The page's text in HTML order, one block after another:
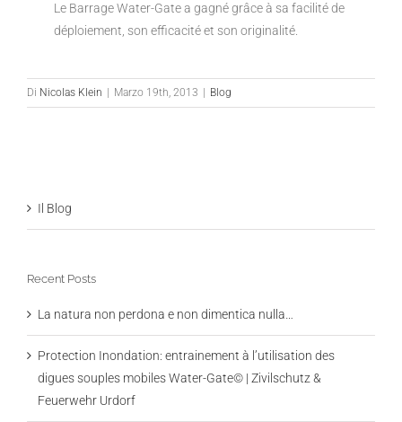
Le Barrage Water-Gate a gagné grâce à sa facilité de
déploiement, son efficacité et son originalité.
Di Nicolas Klein Marzo 19th, 2013 Blog
Il Blog
Recent Posts
La natura non perdona e non dimentica nulla…
Protection Inondation: entrainement à l’utilisation des
digues souples mobiles Water-Gate© | Zivilschutz &
Feuerwehr Urdorf